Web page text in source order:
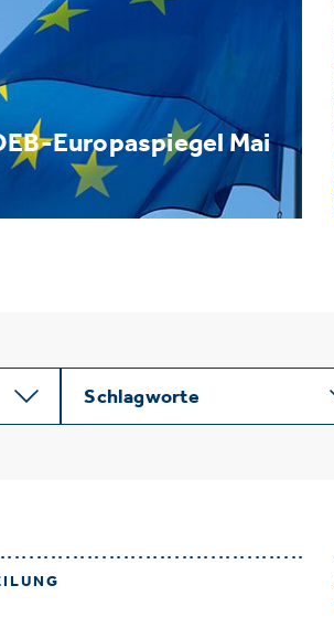
Europaspiegel Mai
Schlagworte